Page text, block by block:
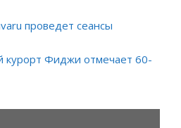
проведет сеансы
курорт Фиджи отмечает 60-